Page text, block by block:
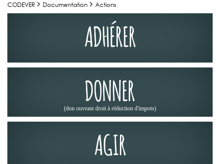
CODEVER Documentation Actions
ADHÉRER
DONNER
(don ouvrant droit à réduction d'impots)
AGIR